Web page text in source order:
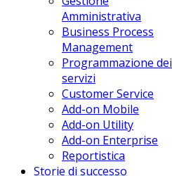
Amministrativa
Business Process
Management
Programmazione dei
servizi
Customer Service
Add-on Mobile
Add-on Utility
Add-on Enterprise
Reportistica
Storie di successo